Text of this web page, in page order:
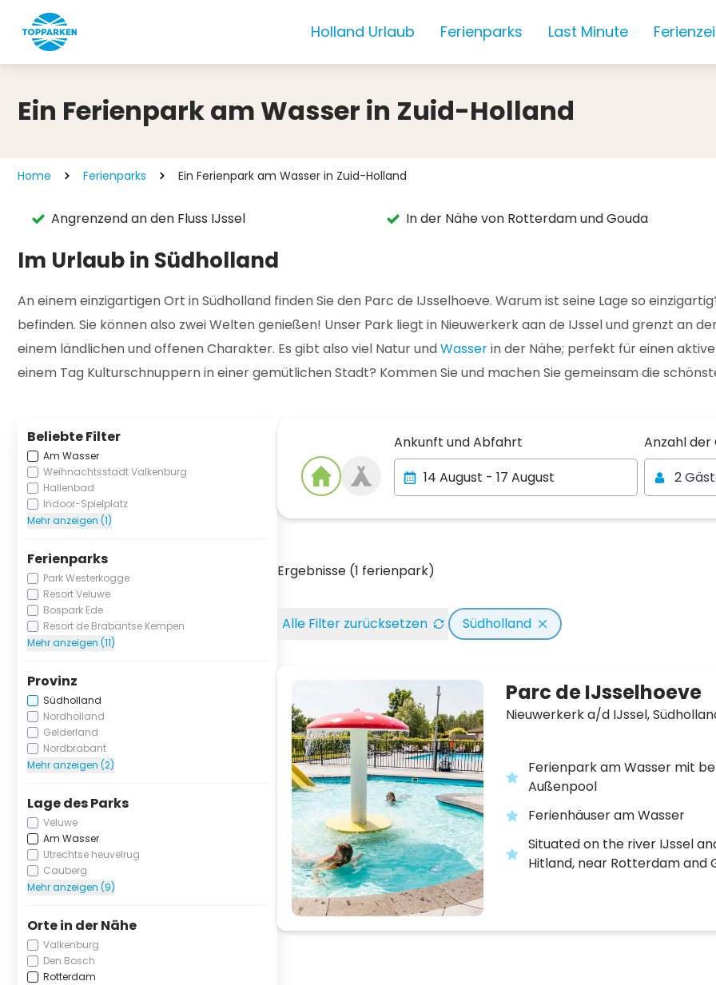
Holland Urlaub Ferienparks Last Minute
Ein Ferienpark am Wasser in Zuid-Holland
Home Ferienparks Ein Ferienpark am Wasser in Zuid-Holland
Angrenzend an den Fluss IJssel In der Nähe von Rotterdam und Gouda
Im Urlaub in Südholland
An einem einzigartigen Ort in Südholland finden Sie den Parc de IJsselhoeve. Warum ist seine Lage so
befinden. Sie können also zwei Welten genießen! Unser Park liegt in Nieuwerkerk aan de IJssel und grenzt an
einem ländlichen und offenen Charakter. Es gibt also viel Natur undWasserin der Nähe; perfekt für einen
einem Tag Kulturschnuppern in einer gemütlichen Stadt? Kommen Sie und machen Sie gemeinsam die
Beliebte Filter
Am Wasser
Weihnachtsstadt Valkenburg
Hallenbad
Indoor-Spielplatz
Mehr anzeigen (1)
Ferienparks
Park Westerkogge
Resort Veluwe
Bospark Ede
Resort de Brabantse Kempen
Mehr anzeigen (11)
Provinz
Südholland
Nordholland
Gelderland
Nordbrabant
Mehr anzeigen (2)
Lage des Parks
Veluwe
Am Wasser
Utrechtse heuvelrug
Cauberg
Mehr anzeigen (9)
Orte in der Nähe
Valkenburg
Den Bosch
Rotterdam
Ankunft und Abfahrt Anzahl der
Anzahl der
2
Ergebnisse (1 ferienpark)
Alle Filter zurücksetzen Südholland
Parc de IJsselhoeve
Nieuwerkerk a/d IJssel,
Ferienpark am Wasser mit
Außenpool
Ferienhäuser am Wasser
Situated on the river IJssel
Hitland, near Rotterdam and